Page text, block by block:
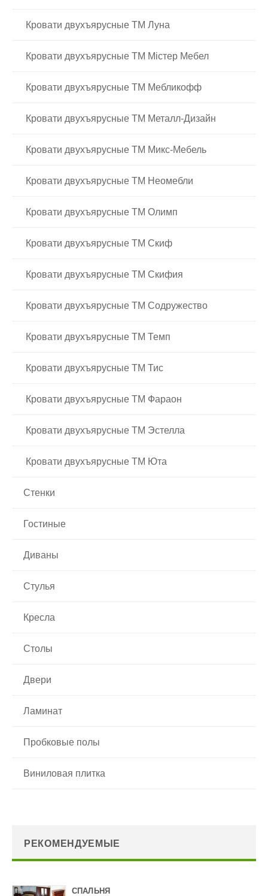
Кровати двухъярусные ТМ Луна
Кровати двухъярусные ТМ Містер Мебел
Кровати двухъярусные ТМ Мебликофф
Кровати двухъярусные ТМ Металл-Дизайн
Кровати двухъярусные ТМ Микс-Мебель
Кровати двухъярусные ТМ Неомебли
Кровати двухъярусные ТМ Олимп
Кровати двухъярусные ТМ Скиф
Кровати двухъярусные ТМ Скифия
Кровати двухъярусные ТМ Содружество
Кровати двухъярусные ТМ Темп
Кровати двухъярусные ТМ Тис
Кровати двухъярусные ТМ Фараон
Кровати двухъярусные ТМ Эстелла
Кровати двухъярусные ТМ Юта
Стенки
Гостиные
Диваны
Стулья
Кресла
Столы
Двери
Ламинат
Пробковые полы
Виниловая плитка
РЕКОМЕНДУЕМЫЕ
СПАЛЬНЯ